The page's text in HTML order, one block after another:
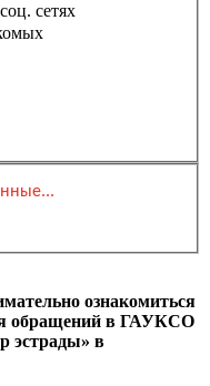
сетях
состоитсяЗал
Применить
Имя (Отчество
ознакомиться
обращений в ГАУКСО
эстрады» в